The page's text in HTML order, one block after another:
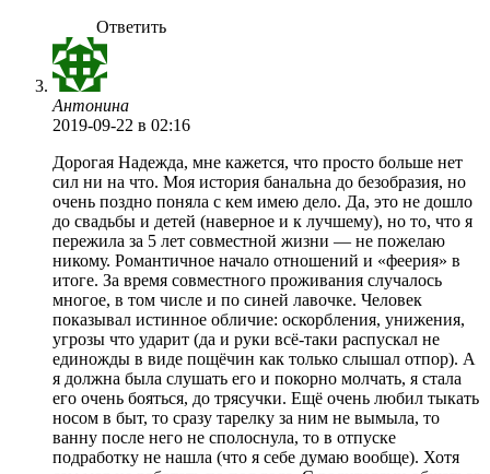
Ответить
Антонина
2019-09-22 в 02:16
Дорогая Надежда, мне кажется, что просто больше нет
сил ни на что. Моя история банальна до безобразия, но
очень поздно поняла с кем имею дело. Да, это не дошло
до свадьбы и детей (наверное и к лучшему), но то, что я
пережила за 5 лет совместной жизни — не пожелаю
никому. Романтичное начало отношений и «феерия» в
итоге. За время совместного проживания случалось
многое, в том числе и по синей лавочке. Человек
показывал истинное обличие: оскорбления, унижения,
угрозы что ударит (да и руки всё-таки распускал не
единожды в виде пощёчин как только слышал отпор). А
я должна была слушать его и покорно молчать, я стала
его очень бояться, до трясучки. Ещё очень любил тыкать
носом в быт, то сразу тарелку за ним не вымыла, то
ванну после него не сполоснула, то в отпуске
подработку не нашла (что я себе думаю вообще). Хотя